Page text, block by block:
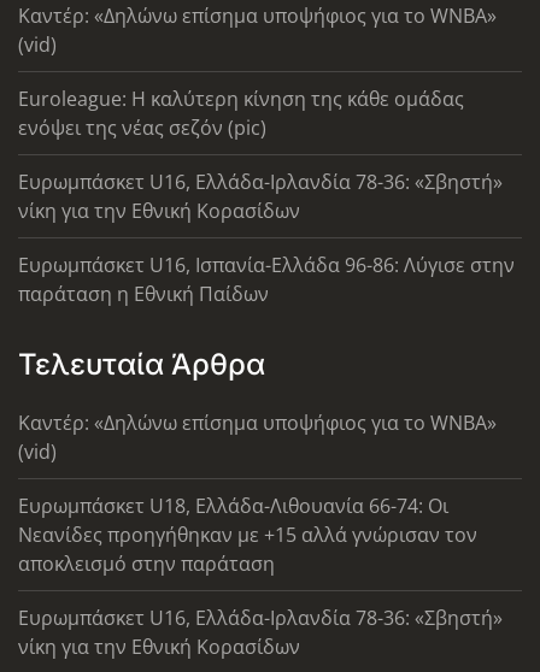
Καντέρ: «Δηλώνω επίσημα υποψήφιος για το WNBA»
(vid)
Euroleague: Η καλύτερη κίνηση της κάθε ομάδας
ενόψει της νέας σεζόν (pic)
Ευρωμπάσκετ U16, Ελλάδα-Ιρλανδία 78-36: «Σβηστή»
νίκη για την Εθνική Κορασίδων
Ευρωμπάσκετ U16, Ισπανία-Ελλάδα 96-86: Λύγισε στην
παράταση η Εθνική Παίδων
Τελευταία Άρθρα
Καντέρ: «Δηλώνω επίσημα υποψήφιος για το WNBA»
(vid)
Ευρωμπάσκετ U18, Ελλάδα-Λιθουανία 66-74: Οι
Νεανίδες προηγήθηκαν με +15 αλλά γνώρισαν τον
αποκλεισμό στην παράταση
Ευρωμπάσκετ U16, Ελλάδα-Ιρλανδία 78-36: «Σβηστή»
νίκη για την Εθνική Κορασίδων